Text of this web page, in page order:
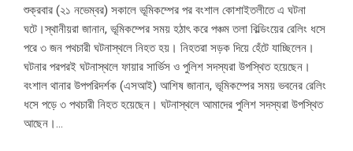
শুক্রবার (২১ নভেম্বর) সকালে ভূমিকম্পের পর বংশাল কোশাইতলীতে এ ঘটনা
ঘটে।‎‎স্থানীয়রা জানান, ভূমিকম্পের সময় হঠাৎ করে পঞ্চম তলা বিল্ডিংয়ের রেলিং ধসে
পরে ৩ জন পথচারী ঘটনাস্থলে নিহত হয়। নিহতরা সড়ক দিয়ে হেঁটে যাচ্ছিলেন।
ঘটনার পরপরই ঘটনাস্থলে ফায়ার সার্ভিস ও পুলিশ সদস্যরা উপস্থিত হয়েছেন।‎‎
বংশাল থানার উপপরিদর্শক (এসআই) আশিষ জানান, ভূমিকম্পের সময় ভবনের রেলিং
ধসে পড়ে ৩ পথচারী নিহত হয়েছেন। ঘটনাস্থলে আমাদের পুলিশ সদস্যরা উপস্থিত
আছেন।...